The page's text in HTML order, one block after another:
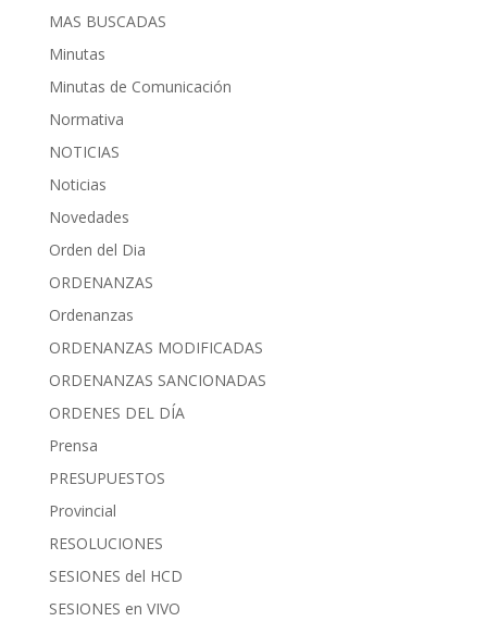
MAS BUSCADAS
Minutas
Minutas de Comunicación
Normativa
NOTICIAS
Noticias
Novedades
Orden del Dia
ORDENANZAS
Ordenanzas
ORDENANZAS MODIFICADAS
ORDENANZAS SANCIONADAS
ORDENES DEL DÍA
Prensa
PRESUPUESTOS
Provincial
RESOLUCIONES
SESIONES del HCD
SESIONES en VIVO